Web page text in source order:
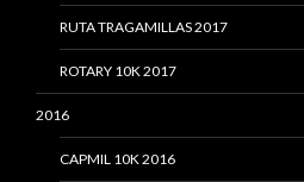
RUTA TRAGAMILLAS 2017
ROTARY 10K 2017
2016
CAPMIL 10K 2016